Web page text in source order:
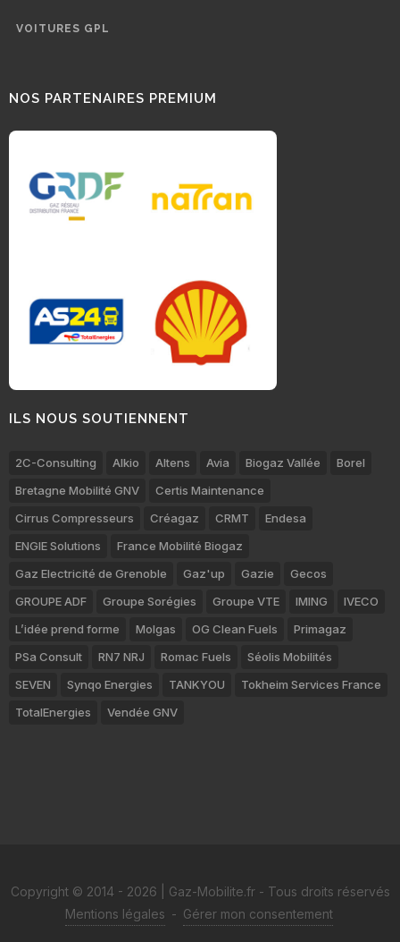
VOITURES GPL
NOS PARTENAIRES PREMIUM
ILS NOUS SOUTIENNENT
2C-Consulting Alkio Altens Avia Biogaz Vallée
Borel
Bretagne Mobilité GNV
Certis Maintenance
Cirrus Compresseurs
Créagaz CRMT
Endesa
ENGIE Solutions
France Mobilité Biogaz
Gaz Electricité de Grenoble
Gaz'up Gazie
Gecos
GROUPE ADF
Groupe Sorégies Groupe VTE IMING
IVECO
L’idée prend forme
Molgas OG Clean Fuels
Primagaz
PSa Consult
RN7 NRJ Romac Fuels
Séolis Mobilités
SEVEN
Synqo Energies TANKYOU
Tokheim Services France
TotalEnergies
Vendée GNV
Copyright © 2014 - 2026 | Gaz-Mobilite.fr - Tous droits réservés
Mentions légales - Gérer mon consentement